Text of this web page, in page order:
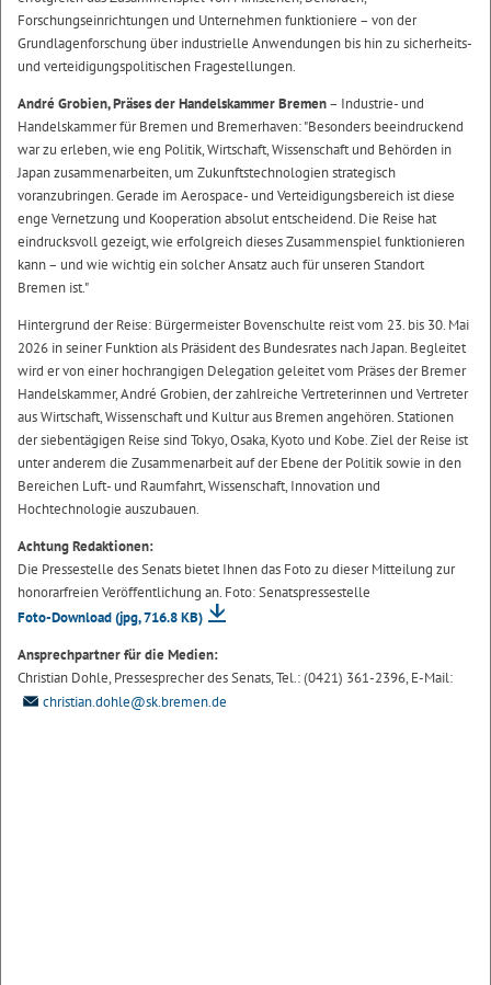
Forschungseinrichtungen und Unternehmen funktioniere – von der
Grundlagenforschung über industrielle Anwendungen bis hin zu sicherheits-
und verteidigungspolitischen Fragestellungen.
André Grobien, Präses der Handelskammer Bremen– Industrie- und
Handelskammer für Bremen und Bremerhaven: "Besonders beeindruckend
war zu erleben, wie eng Politik, Wirtschaft, Wissenschaft und Behörden in
Japan zusammenarbeiten, um Zukunftstechnologien strategisch
voranzubringen. Gerade im Aerospace- und Verteidigungsbereich ist diese
enge Vernetzung und Kooperation absolut entscheidend. Die Reise hat
eindrucksvoll gezeigt, wie erfolgreich dieses Zusammenspiel funktionieren
kann – und wie wichtig ein solcher Ansatz auch für unseren Standort
Bremen ist."
Hintergrund der Reise: Bürgermeister Bovenschulte reist vom 23. bis 30. Mai
2026 in seiner Funktion als Präsident des Bundesrates nach Japan. Begleitet
wird er von einer hochrangigen Delegation geleitet vom Präses der Bremer
Handelskammer, André Grobien, der zahlreiche Vertreterinnen und Vertreter
aus Wirtschaft, Wissenschaft und Kultur aus Bremen angehören. Stationen
der siebentägigen Reise sind Tokyo, Osaka, Kyoto und Kobe. Ziel der Reise ist
unter anderem die Zusammenarbeit auf der Ebene der Politik sowie in den
Bereichen Luft- und Raumfahrt, Wissenschaft, Innovation und
Hochtechnologie auszubauen.
Achtung Redaktionen:
Die Pressestelle des Senats bietet Ihnen das Foto zu dieser Mitteilung zur
honorarfreien Veröffentlichung an. Foto: Senatspressestelle
Foto-Download(jpg, 716.8 KB)
Ansprechpartner für die Medien:
Christian Dohle, Pressesprecher des Senats, Tel.: (0421) 361-2396, E-Mail:
christian.dohle@sk.bremen.de